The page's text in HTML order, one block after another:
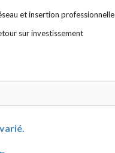
et insertion professionnelle
sur investissement